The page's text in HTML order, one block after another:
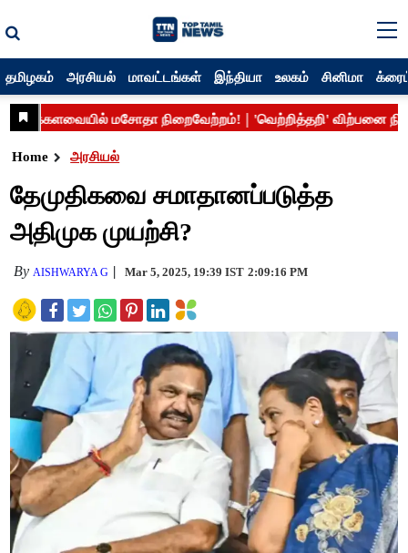
தமிழகம் அரசியல் மாவட்டங்கள் இந்தியா உலகம் சினிமா
Home அரசியல்
தேமுதிகவை சமாதானப்படுத்த
அதிமுக முயற்சி?
By AISHWARYA G Mar 5, 2025, 19:39 IST 2:09:16 PM